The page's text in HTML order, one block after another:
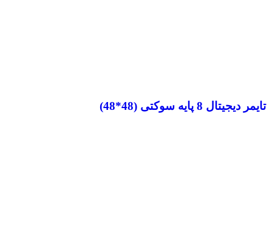
تایمر دیجیتال 8 پایه سوکتی (48*48)